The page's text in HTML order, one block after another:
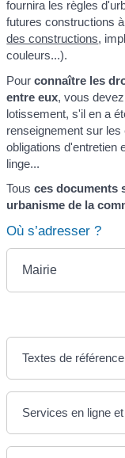
fournira les règles
futures constructions
des constructions,
couleurs...).
Pourconnaître les
entre eux, vous
lotissement, s'il en a
renseignement sur
obligations d'entretien
linge...
Tousces documents
urbanisme de la
Où s’adresser ?
Mairie
Textes de référence
Services en ligne